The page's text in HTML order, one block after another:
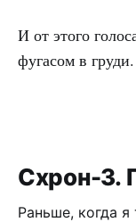
И от этого
фугасом в груди.
Схрон-3.
Раньше, когда я